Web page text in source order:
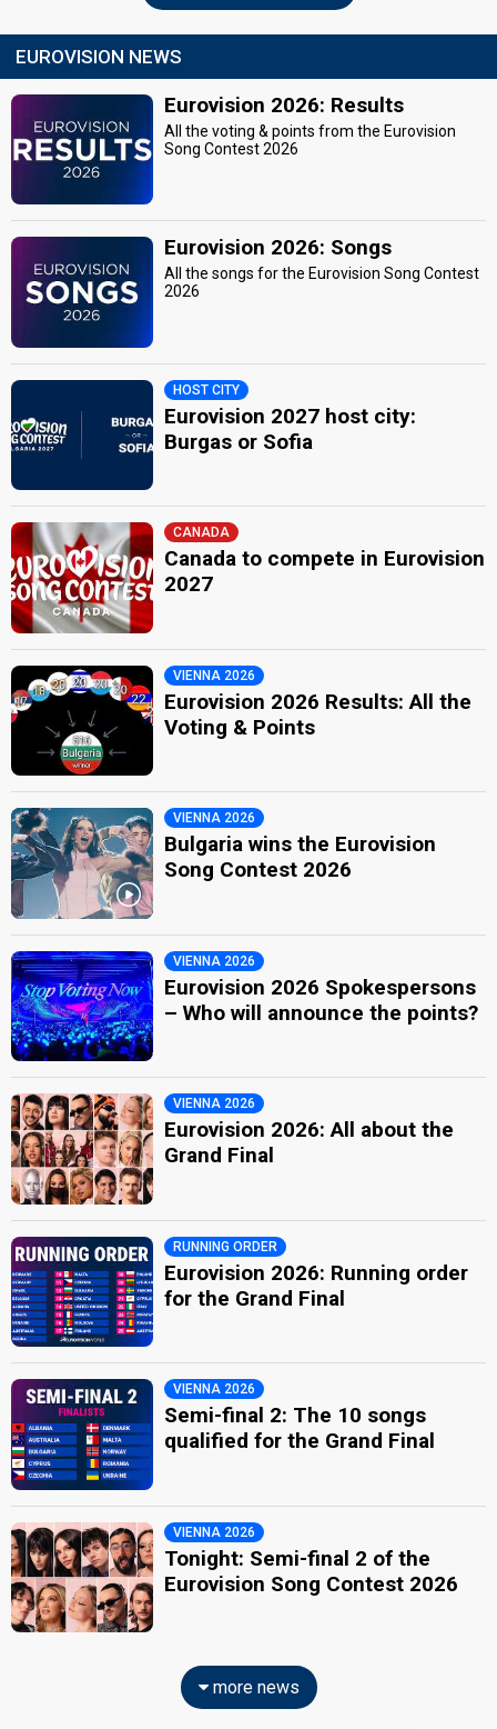
EUROVISION NEWS
Eurovision 2026: Results
All the voting & points from the Eurovision
Song Contest 2026
Eurovision 2026: Songs
All the songs for the Eurovision Song Contest
2026
HOST CITY
Eurovision 2027 host city:
Burgas or Sofia
CANADA
Canada to compete in Eurovision
2027
VIENNA 2026
Eurovision 2026 Results: All the
Voting & Points
VIENNA 2026
Bulgaria wins the Eurovision
Song Contest 2026
VIENNA 2026
Eurovision 2026 Spokespersons
– Who will announce the points?
VIENNA 2026
Eurovision 2026: All about the
Grand Final
RUNNING ORDER
Eurovision 2026: Running order
for the Grand Final
VIENNA 2026
Semi-final 2: The 10 songs
qualified for the Grand Final
VIENNA 2026
Tonight: Semi-final 2 of the
Eurovision Song Contest 2026
more news